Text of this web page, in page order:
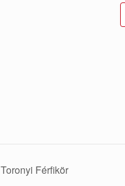
Toronyi Férfikör